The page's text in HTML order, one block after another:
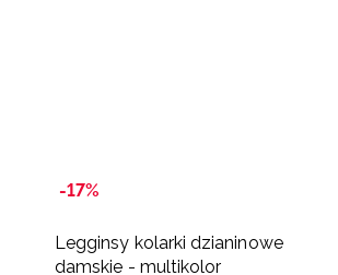
-17%
Legginsy kolarki dzianinowe
damskie - multikolor